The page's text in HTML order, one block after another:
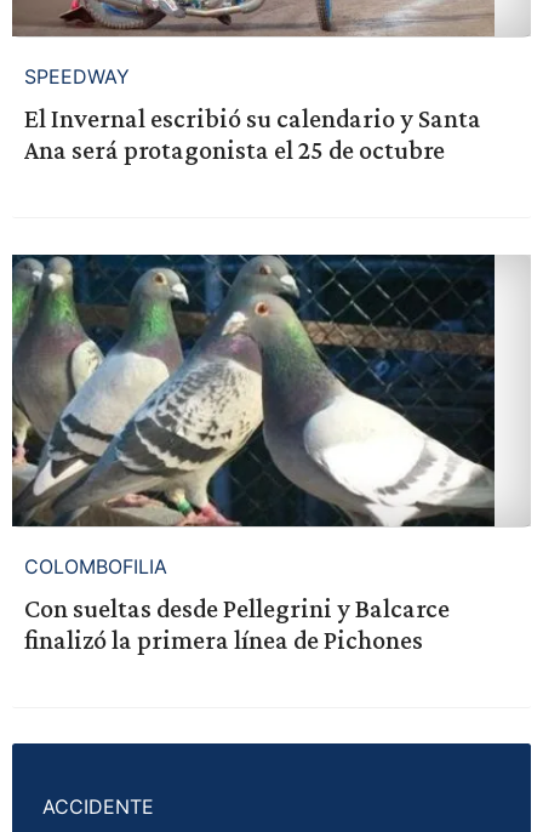
SPEEDWAY
El Invernal escribió su calendario y Santa
Ana será protagonista el 25 de octubre
COLOMBOFILIA
Con sueltas desde Pellegrini y Balcarce
finalizó la primera línea de Pichones
ACCIDENTE